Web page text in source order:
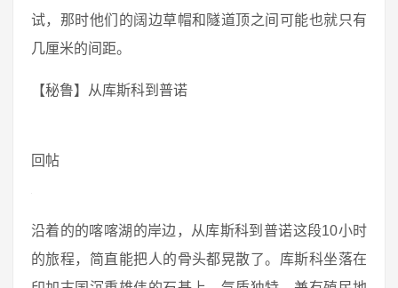
试，那时他们的阔边草帽和隧道顶之间可能也就只有
几厘米的间距。
【秘鲁】从库斯科到普诺
回帖
沿着的的喀喀湖的岸边，从库斯科到普诺这段10小时
的旅程，简直能把人的骨头都晃散了。库斯科坐落在